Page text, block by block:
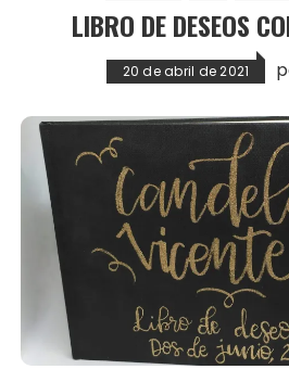
LIBRO DE DESEOS
20 de abril de 2021